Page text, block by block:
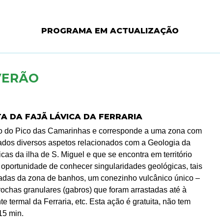
PROGRAMA EM ACTUALIZAÇÃO
DA FAJÃ LÁVICA DA FERRARIA
Pico das Camarinhas e corresponde a uma zona com
diversos aspetos relacionados com a Geologia da
da ilha de S. Miguel e que se encontra em território
de conhecer singularidades geológicas, tais
da zona de banhos, um conezinho vulcânico único –
granulares (gabros) que foram arrastadas até à
termal da Ferraria, etc. Esta ação é gratuita, não tem
min.